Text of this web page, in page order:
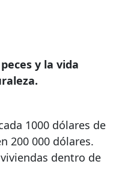
y la vida
1000 dólares de
200 000 dólares.
dentro de